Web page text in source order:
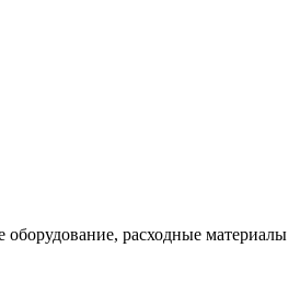
оборудование, расходные материалы